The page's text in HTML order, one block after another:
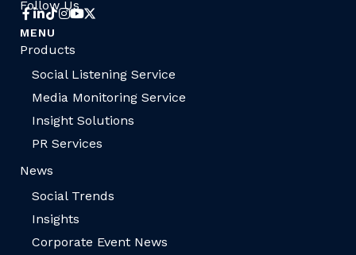
Follow Us
MENU
Products
Social Listening Service
Media Monitoring Service
Insight Solutions
PR Services
News
Social Trends
Insights
Corporate Event News